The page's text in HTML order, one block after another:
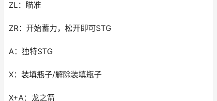
ZL：瞄准
ZR：开始蓄力，松开即可STG
A：独特STG
X：装填瓶子/解除装填瓶子
X+A：龙之箭